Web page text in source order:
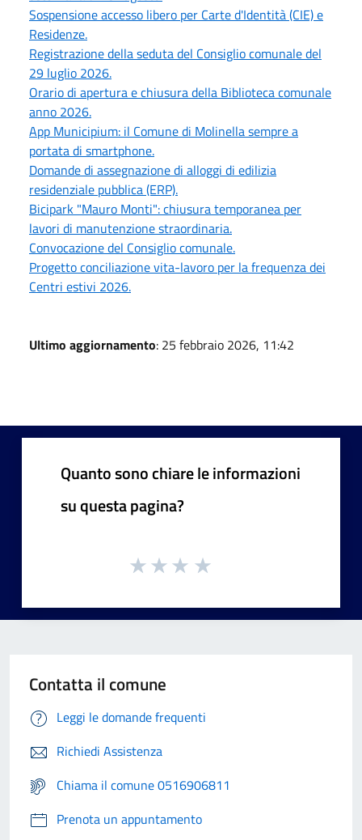
Sospensione accesso libero per Carte d'Identità (CIE) e
Residenze.
Registrazione della seduta del Consiglio comunale del
29 luglio 2026.
Orario di apertura e chiusura della Biblioteca comunale
anno 2026.
App Municipium: il Comune di Molinella sempre a
portata di smartphone.
Domande di assegnazione di alloggi di edilizia
residenziale pubblica (ERP).
Bicipark "Mauro Monti": chiusura temporanea per
lavori di manutenzione straordinaria.
Convocazione del Consiglio comunale.
Progetto conciliazione vita-lavoro per la frequenza dei
Centri estivi 2026.
Ultimo aggiornamento: 25 febbraio 2026, 11:42
Quanto sono chiare le informazioni
su questa pagina?
Contatta il comune
Leggi le domande frequenti
Richiedi Assistenza
Chiama il comune 0516906811
Prenota un appuntamento